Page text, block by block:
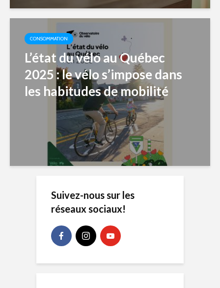
CONSOMMATION
L’état du vélo au Québec
2025 : le vélo s’impose dans
les habitudes de mobilité
Suivez-nous sur les
réseaux sociaux!